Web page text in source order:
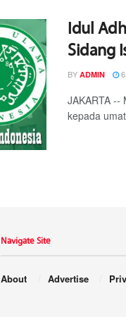
Idul
Sidang
BY ADMIN 6
JAKARTA --
kepada
Navigate Site
About Advertise